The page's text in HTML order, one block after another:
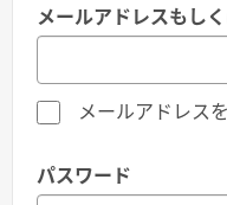
メールアドレスもし
メールアドレス
パスワード